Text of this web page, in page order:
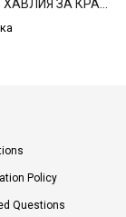
Policy
Questions